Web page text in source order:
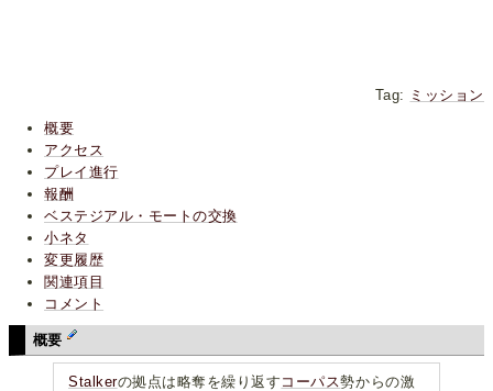
Tag: ミッション
概要
アクセス
プレイ進行
報酬
ベステジアル・モートの交換
小ネタ
変更履歴
関連項目
コメント
概要
Stalkerの拠点は略奪を繰り返す コーパス勢からの激